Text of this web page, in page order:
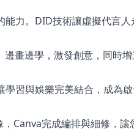
力。DID技術讓虛擬代言
畫邊學，激發創意，同時
習與娛樂完美結合，成為
Canva完成編排與細修，讓